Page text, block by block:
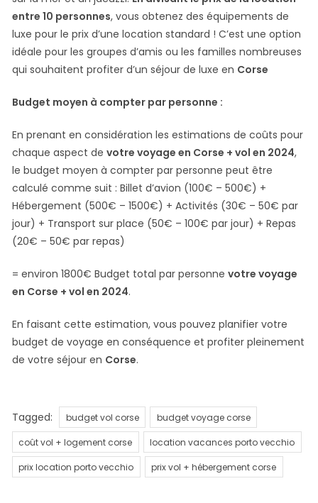
entre 10 personnes, vous obtenez des équipements de
luxe pour le prix d’une location standard ! C’est une option
idéale pour les groupes d’amis ou les familles nombreuses
qui souhaitent profiter d’un séjour de luxe en Corse
Budget moyen à compter par personne :
En prenant en considération les estimations de coûts pour
chaque aspect de votre voyage en Corse + vol en 2024,
le budget moyen à compter par personne peut être
calculé comme suit : Billet d’avion (100€ – 500€) +
Hébergement (500€ – 1500€) + Activités (30€ – 50€ par
jour) + Transport sur place (50€ – 100€ par jour) + Repas
(20€ – 50€ par repas)
= environ 1800€ Budget total par personne votre voyage
en Corse + vol en 2024.
En faisant cette estimation, vous pouvez planifier votre
budget de voyage en conséquence et profiter pleinement
de votre séjour en Corse.
Tagged: Tags
budget vol corse budget voyage corse
coût vol + logement corse location vacances porto vecchio
prix location porto vecchio prix vol + hébergement corse